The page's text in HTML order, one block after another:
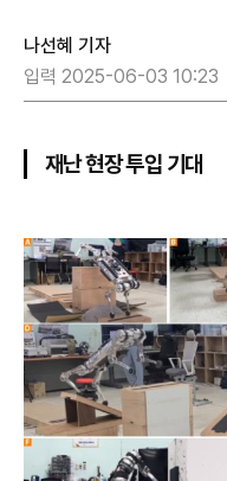
나선혜 기자
입력 2025-06-03 10:23
재난 현장 투입 기대